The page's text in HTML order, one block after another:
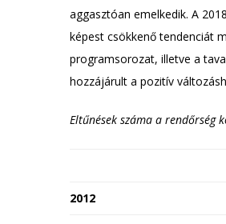
aggasztóan emelkedik. A
képest csökkenő tendenciát
programsorozat, illetve a
hozzájárult a pozitív
Eltűnések száma a rendőrség
2012